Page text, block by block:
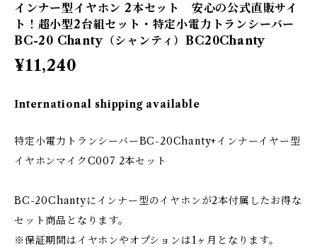
インナー型イヤホン 2本セット 安心の公式直販サイ
ト！超小型2台組セット・特定小電力トランシーバー
BC-20 Chanty（シャンティ）BC20Chanty
¥11,240
International shipping available
特定小電力トランシーバーBC-20Chanty+インナーイヤー型
イヤホンマイクC007 2本セット
BC-20Chantyにインナー型のイヤホンが2本付属したお得な
セット商品となります。
※保証期間はイヤホンやオプションは1ヶ月となります。